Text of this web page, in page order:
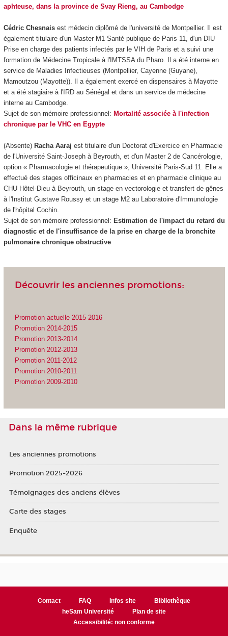
aphteuse, dans la province de Svay Rieng, au Cambodge
Cédric Chesnaisest médecin diplômé de l'université de Montpellier. Il est
également titulaire d'un Master M1 Santé publique de Paris 11, d'un DIU
Prise en charge des patients infectés par le VIH de Paris et a suivi une
formation de Médecine Tropicale à l'IMTSSA du Pharo. Il a été interne en
service de Maladies Infectieuses (Montpellier, Cayenne (Guyane),
Mamoutzou (Mayotte)). Il a également exercé en dispensaires à Mayotte
et a été stagiaire à l'IRD au Sénégal et dans un service de médecine
interne au Cambodge.
Sujet de son mémoire professionnel: Mortalité associée à l'infection
chronique par le VHC en Egypte
(Absente) Racha Aaraj est titulaire d'un Doctorat d'Exercice en Pharmacie
de l'Université Saint-Joseph à Beyrouth, et d'un Master 2 de Cancérologie,
option « Pharmacologie et thérapeutique », Université Paris-Sud 11. Elle a
effectué des stages officinaux en pharmacies et en pharmacie clinique au
CHU Hôtel-Dieu à Beyrouth, un stage en vectorologie et transfert de gênes
à l'Institut Gustave Roussy et un stage M2 au Laboratoire d'Immunologie
de l'hôpital Cochin.
Sujet de son mémoire professionnel: Estimation de l'impact du retard du
diagnostic et de l'insuffisance de la prise en charge de la bronchite
pulmonaire chronique obstructive
Découvrir les anciennes promotions:
Promotion actuelle 2015-2016
Promotion 2014-2015
Promotion 2013-2014
Promotion 2012-2013
Promotion 2011-2012
Promotion 2010-2011
Promotion 2009-2010
Dans la même rubrique
Les anciennes promotions
Promotion 2025-2026
Témoignages des anciens élèves
Carte des stages
Enquête
Contact FAQ Infos site
Bibliothèque
heSam Université
Plan de site
Accessibilité: non conforme